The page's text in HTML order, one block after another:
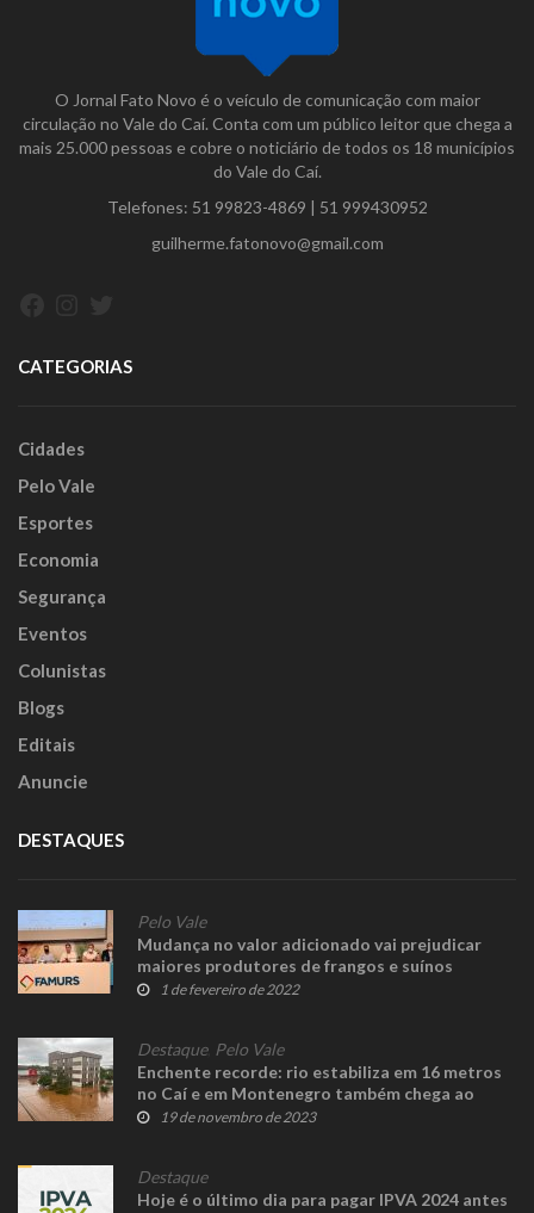
O Jornal Fato Novo é o veículo de comunicação com maior
circulação no Vale do Caí. Conta com um público leitor que chega a
mais 25.000 pessoas e cobre o noticiário de todos os 18 municípios
do Vale do Caí.
Telefones: 51 99823-4869 | 51 999430952
guilherme.fatonovo@gmail.com
CATEGORIAS
Cidades
Pelo Vale
Esportes
Economia
Segurança
Eventos
Colunistas
Blogs
Editais
Anuncie
DESTAQUES
Pelo Vale
Mudança no valor adicionado vai prejudicar
maiores produtores de frangos e suínos
1 de fevereiro de 2022
Destaque, Pelo Vale
Enchente recorde: rio estabiliza em 16 metros
no Caí e em Montenegro também chega ao
centro19 de novembro de 2023
Destaque
Hoje é o último dia para pagar IPVA 2024 antes